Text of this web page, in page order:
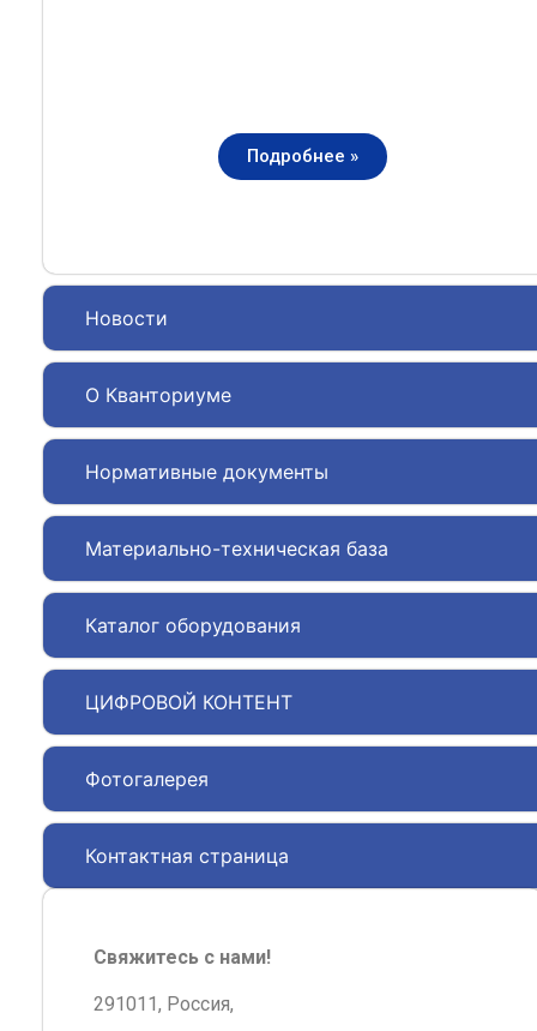
Новости
О Кванториуме
Нормативные документы
Материально-техническая база
Каталог оборудования
ЦИФРОВОЙ КОНТЕНТ
Фотогалерея
Контактная страница
Подробнее »
Свяжитесь с нами!
291011, Россия,